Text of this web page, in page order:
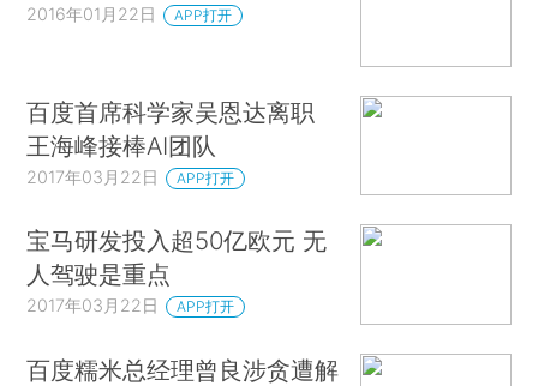
2016年01月22日 APP打开
百度首席科学家吴恩达离职
王海峰接棒AI团队
2017年03月22日 APP打开
宝马研发投入超50亿欧元 无
人驾驶是重点
2017年03月22日 APP打开
百度糯米总经理曾良涉贪遭解